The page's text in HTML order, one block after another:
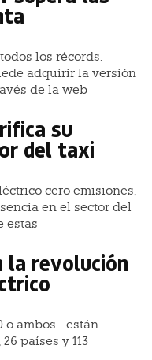
los récords.
adquirir la versión
de la web
su
del taxi
cero emisiones,
en el sector del
estas
la revolución
o ambos– están
países y 113